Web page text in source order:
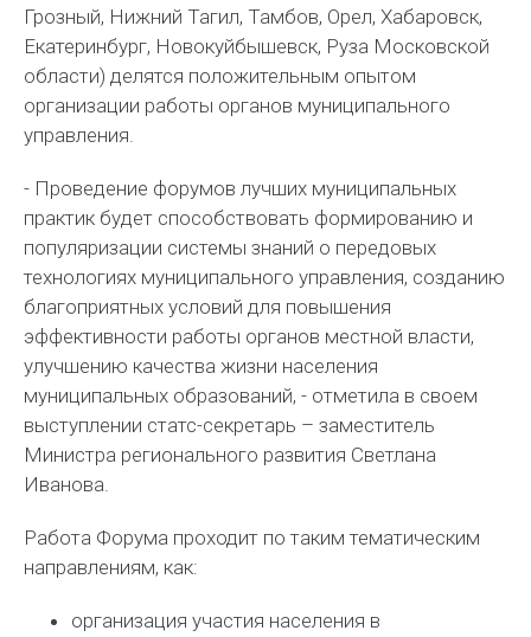
Грозный, Нижний Тагил, Тамбов, Орел, Хабаровск,
Екатеринбург, Новокуйбышевск, Руза Московской
области) делятся положительным опытом
организации работы органов муниципального
управления.
- Проведение форумов лучших муниципальных
практик будет способствовать формированию и
популяризации системы знаний о передовых
технологиях муниципального управления, созданию
благоприятных условий для повышения
эффективности работы органов местной власти,
улучшению качества жизни населения
муниципальных образований, - отметила в своем
выступлении статс-секретарь – заместитель
Министра регионального развития Светлана
Иванова.
Работа Форума проходит по таким тематическим
направлениям, как:
организация участия населения в